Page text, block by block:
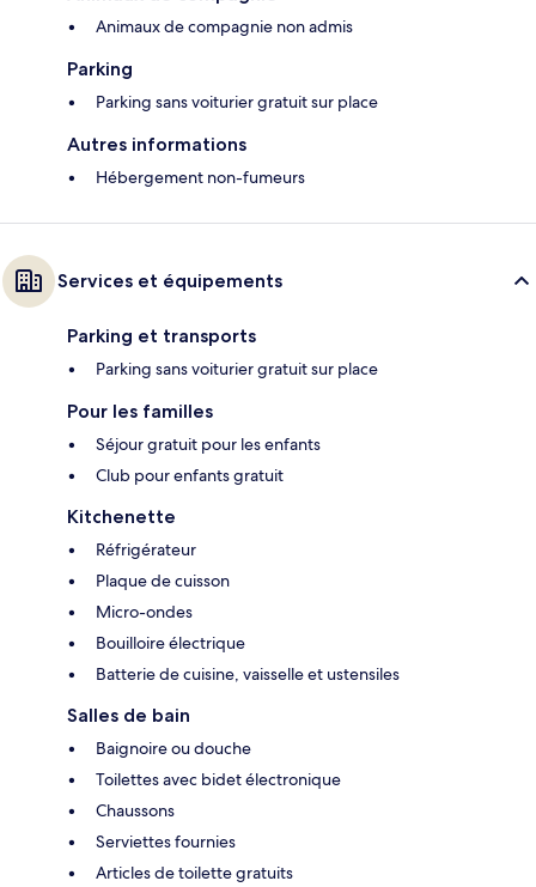
Animaux de compagnie non admis
Parking
Parking sans voiturier gratuit sur place
Autres informations
Hébergement non-fumeurs
Services et équipements
Parking et transports
Parking sans voiturier gratuit sur place
Pour les familles
Séjour gratuit pour les enfants
Club pour enfants gratuit
Kitchenette
Réfrigérateur
Plaque de cuisson
Micro-ondes
Bouilloire électrique
Batterie de cuisine, vaisselle et ustensiles
Salles de bain
Baignoire ou douche
Toilettes avec bidet électronique
Chaussons
Serviettes fournies
Articles de toilette gratuits